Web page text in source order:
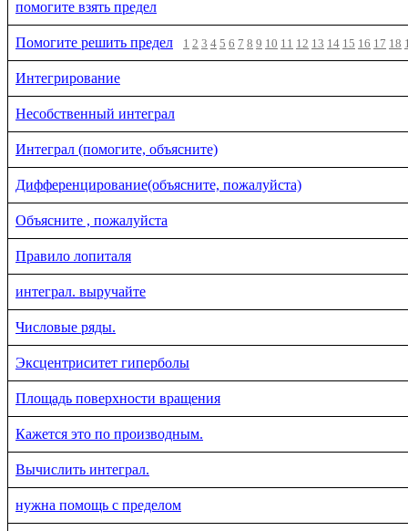
помогите взять предел
Помогите решить предел 1 2 3 4 5 6 7 8 9 10 11 12 13 14 15 16 17 18
Интегрирование
Несобственный интеграл
Интеграл (помогите, объясните)
Дифференцирование(объясните, пожалуйста)
Объясните , пожалуйста
Правило лопиталя
интеграл. выручайте
Числовые ряды.
Эксцентриситет гиперболы
Площадь поверхности вращения
Кажется это по производным.
Вычислить интеграл.
нужна помощь с пределом